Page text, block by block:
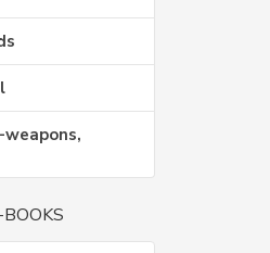
weapons,